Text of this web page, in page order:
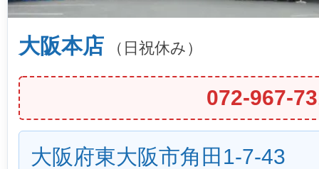
大阪本店 （日祝休み）
072-967-
大阪府東大阪市角田1-7-43